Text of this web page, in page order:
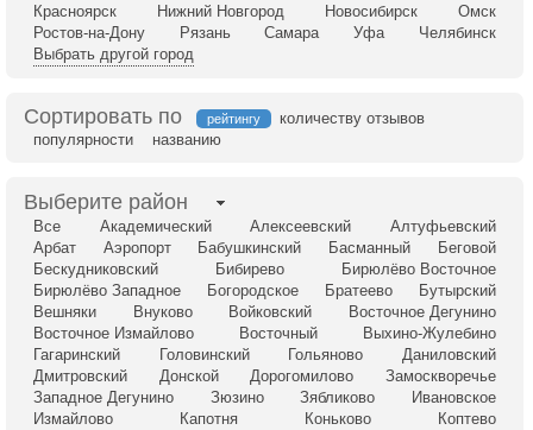
Красноярск
Нижний Новгород Новосибирск
Омск
Ростов-на-Дону
Рязань Самара Уфа
Челябинск
Выбрать другой город
Сортировать по рейтингу
количеству отзывов
популярности
названию
Выберите район
Все Академический Алексеевский
Алтуфьевский
Арбат
Аэропорт Бабушкинский Басманный
Беговой
Бескудниковский
Бибирево
Бирюлёво Восточное
Бирюлёво Западное
Богородское Братеево
Бутырский
Вешняки
Внуково Войковский
Восточное Дегунино
Восточное Измайлово
Восточный
Выхино-Жулебино
Гагаринский
Головинский Гольяново
Даниловский
Дмитровский
Донской Дорогомилово
Замоскворечье
Западное Дегунино
Зюзино Зябликово
Ивановское
Измайлово
Капотня Коньково
Коптево